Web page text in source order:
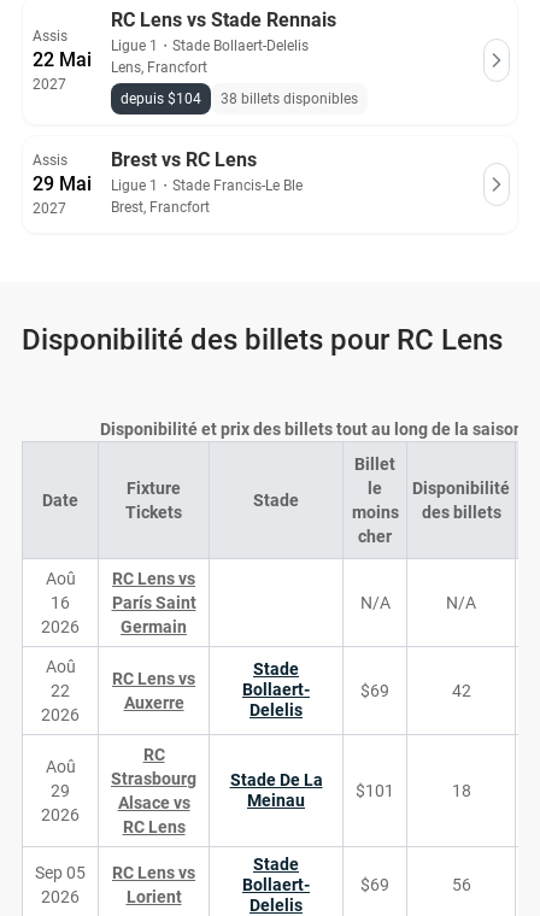
Assis
22 Mai
2027
RC Lens vs Stade Rennais
Ligue 1 ・ Stade Bollaert-Delelis
Lens, Francfort
depuis $104
38 billets disponibles
Assis
29 Mai
2027
Brest vs RC Lens
Ligue 1 ・ Stade Francis-Le Ble
Brest, Francfort
Disponibilité des billets pour RC Lens
Disponibilité et prix des billets tout au long de la saison
Date
Fixture
Tickets
Stade
Billet
le
moins
cher
Disponibilité
des billets
Aoû
16
2026
RC Lens vs
Parí­s Saint
Germain­
N/A N/A
Aoû
22
2026
RC Lens vs
Auxerre
Stade
Bollaert-
Delelis
$69 42
Aoû
29
2026
RC
Strasbourg
Alsace vs
RC Lens
Stade De La
Meinau
$101 18
Sep 05
2026
RC Lens vs
Lorient
Stade
Bollaert-
Delelis
$69 56